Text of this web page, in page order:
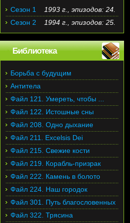
Сезон 1
1993 г., эпизодов: 24.
Сезон 2
1994 г., эпизодов: 25.
Библиотека
Борьба с будущим
Антитела
Файл 121. Умереть, чтобы ...
Файл 122. Истошные сны
Файл 208. Одно дыхание
Файл 211. Excelsis Dei
Файл 215. Свежие кости
Файл 219. Корабль-призрак
Файл 222. Камень в болото
Файл 224. Наш городок
Файл 301. Путь благословенных
Файл 322. Трясина